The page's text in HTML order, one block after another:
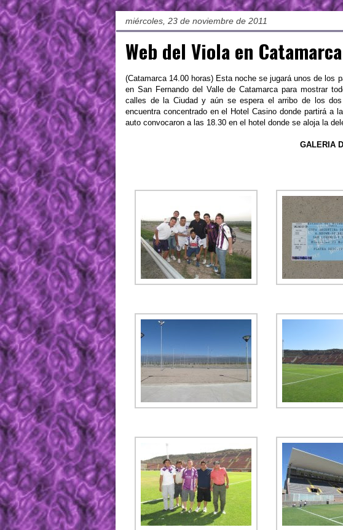
miércoles, 23 de noviembre de 2011
Web del Viola en Catamarca
(Catamarca 14.00 horas) Esta noche se jugará unos de
en San Fernando del Valle de Catamarca para mostrar
calles de la Ciudad y aún se espera el arribo de los
encuentra concentrado en el Hotel Casino donde partirá a
auto convocaron a las 18.30 en el hotel donde se aloja la
GALERIA